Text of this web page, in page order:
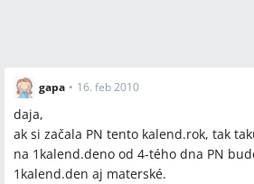
gapa • 16. feb 2010
daja,
ak si začala PN tento kalend.rok, tak
na 1kalend.deno od 4-tého dna PN
1kalend.den aj materské.